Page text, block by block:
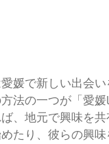
媛で新しい出会
法の一つが「愛
、地元で興味を
たり、彼らの興味